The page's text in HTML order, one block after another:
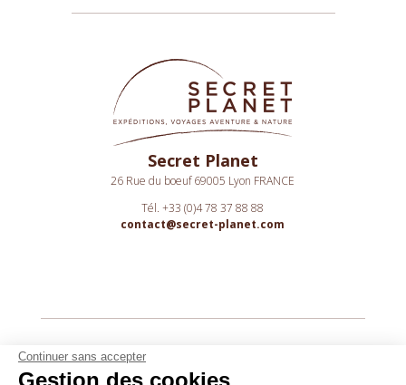
Secret Planet
26 Rue du boeuf 69005 Lyon FRANCE
Tél. +33 (0)4 78 37 88 88
contact@secret-planet.com
Podcast
Continuer sans accepter
Gestion des cookies